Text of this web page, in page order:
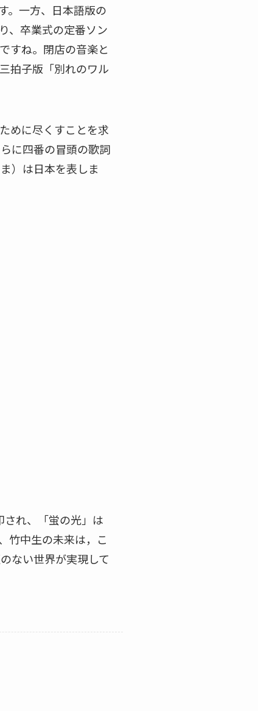
。一方、日本語版の
、卒業式の定番ソン
すね。閉店の音楽と
拍子版「別れのワル
めに尽くすことを求
に四番の冒頭の歌詞
）は日本を表しま
され、「蛍の光」は
竹中生の未来は，こ
ない世界が実現して